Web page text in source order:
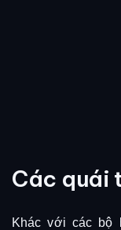
Các quái
Khác với các bộ